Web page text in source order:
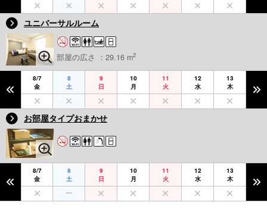
ユニバーサルルーム
部屋の広さ ：29.16 m2
8/7
金
8
土
9
日
10
月
11
火
12
水
13
木
お部屋タイプおまかせ
8/7
金
8
土
9
日
10
月
11
火
12
水
13
木